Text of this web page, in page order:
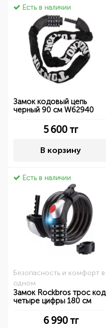
Есть в наличии
Замок кодовый цепь
черный 90 см W62940
5 600 тг
В корзину
Есть в наличии
Безопасность и комфорт в
одном
Замок Rockbros трос код
четыре цифры 180 см
6 990тг